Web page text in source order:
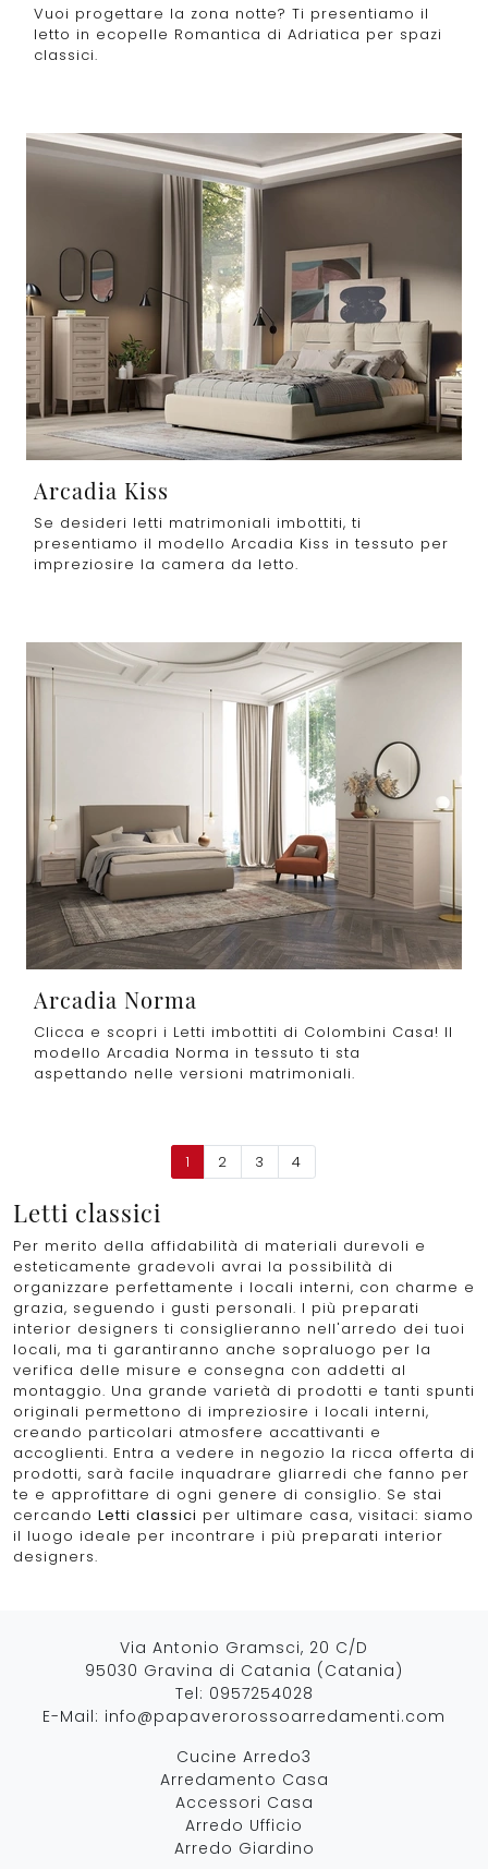
Vuoi progettare la zona notte? Ti presentiamo il
letto in ecopelle Romantica di Adriatica per spazi
classici.
Arcadia Kiss
Se desideri letti matrimoniali imbottiti, ti
presentiamo il modello Arcadia Kiss in tessuto per
impreziosire la camera da letto.
Arcadia Norma
Clicca e scopri i Letti imbottiti di Colombini Casa! Il
modello Arcadia Norma in tessuto ti sta
aspettando nelle versioni matrimoniali.
1 2 3 4
Letti classici
Per merito della affidabilità di materiali durevoli e
esteticamente gradevoli avrai la possibilità di
organizzare perfettamente i locali interni, con charme e
grazia, seguendo i gusti personali. I più preparati
interior designers ti consiglieranno nell'arredo dei tuoi
locali, ma ti garantiranno anche sopraluogo per la
verifica delle misure e consegna con addetti al
montaggio. Una grande varietà di prodotti e tanti spunti
originali permettono di impreziosire i locali interni,
creando particolari atmosfere accattivanti e
accoglienti. Entra a vedere in negozio la ricca offerta di
prodotti, sarà facile inquadrare gliarredi che fanno per
te e approfittare di ogni genere di consiglio. Se stai
cercando Letti classici per ultimare casa, visitaci: siamo
il luogo ideale per incontrare i più preparati interior
designers.
Via Antonio Gramsci, 20 C/D
95030 Gravina di Catania (Catania)
Tel: 0957254028
E-Mail: info@papaverorossoarredamenti.com
Cucine Arredo3
Arredamento Casa
Accessori Casa
Arredo Ufficio
Arredo Giardino